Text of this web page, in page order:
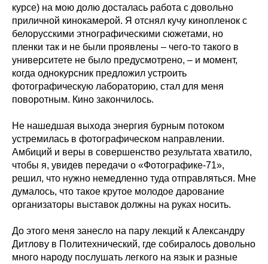
курсе) на мою долю досталась работа с довольно
приличной кинокамерой. Я отснял кучу кинопленок с
белорусскими этнографическими сюжетами, но
пленки так и не были проявлены – чего-то такого в
университете не было предусмотрено, – и момент,
когда однокурсник предложил устроить
фотографическую лабораторию, стал для меня
поворотным. Кино закончилось.
Не нашедшая выхода энергия бурным потоком
устремилась в фотографическом направлении.
Амбиций и веры в совершенство результата хватило,
чтобы я, увидев передачи о «Фотографике-71»,
решил, что нужно немедленно туда отправляться. Мне
думалось, что такое крутое молодое дарование
организаторы выставок должны на руках носить.
До этого меня занесло на пару лекций к Александру
Дитлову в Политехнический, где собиралось довольно
много народу послушать легкого на язык и разные